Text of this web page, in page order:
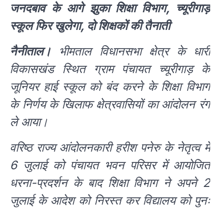
जनदबाव के आगे झुका शिक्षा विभाग, च्यूरीगाड़
स्कूल फिर खुलेगा, दो शिक्षकों की तैनाती
नैनीताल। भीमताल विधानसभा क्षेत्र के धारी
विकासखंड स्थित ग्राम पंचायत च्यूरीगाड़ के
जूनियर हाई स्कूल को बंद करने के शिक्षा विभाग
के निर्णय के खिलाफ क्षेत्रवासियों का आंदोलन रंग
ले आया।
वरिष्ठ राज्य आंदोलनकारी हरीश पनेरु के नेतृत्व में
6 जुलाई को पंचायत भवन परिसर में आयोजित
धरना-प्रदर्शन के बाद शिक्षा विभाग ने अपने 2
जुलाई के आदेश को निरस्त कर विद्यालय को पुनः